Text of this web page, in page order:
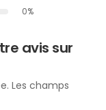
0%
avis sur
Les champs